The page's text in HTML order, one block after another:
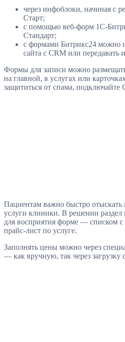
через инфоблоки, начиная с
Старт;
с помощью веб-форм 1С-
Стандарт;
с формами Битрикс24 можно
сайта с CRM или
Формы для записи можно
на главной, в услугах или
защититься от спама,
Пациентам важно быстро
услуги клиники. В решении раздел
для восприятия форме — списком
прайс-лист по услуге.
Заполнять цены можно через
— как вручную, так через загрузку